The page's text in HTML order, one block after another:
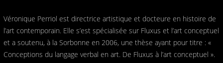
Véronique Perriol est directrice artistique et docteure en histoire de
l’art contemporain. Elle s’est spécialisée sur Fluxus et l’art conceptuel
et a soutenu, à la Sorbonne en 2006, une thèse ayant pour titre : «
Conceptions du langage verbal en art. De Fluxus à l’art conceptuel ».